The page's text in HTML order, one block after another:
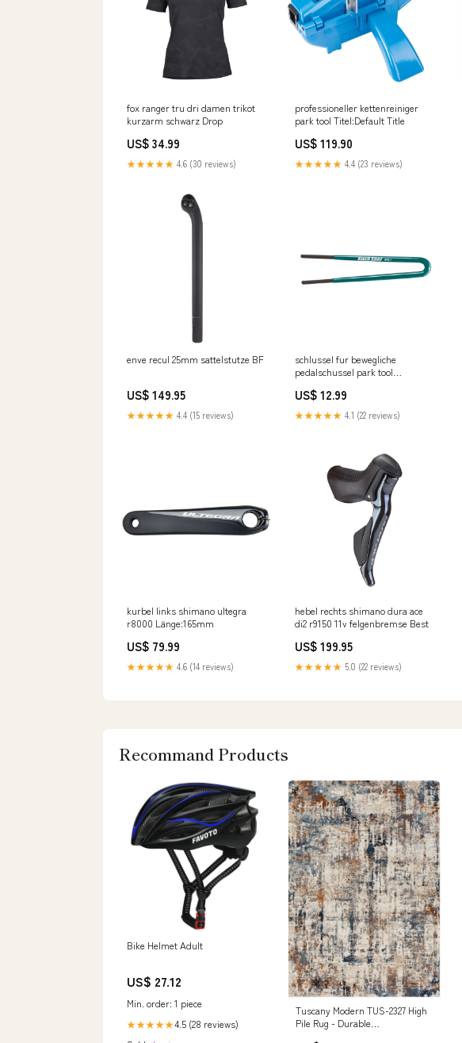
fox ranger tru dri damen trikot
kurzarm schwarz Drop
US$ 34.99
★★★★★ 4.6 (30 reviews)
professioneller kettenreiniger
park tool Titel:Default Title
US$ 119.90
★★★★★ 4.4 (23 reviews)
enve recul 25mm sattelstutze BF
US$ 149.95
★★★★★ 4.4 (15 reviews)
schlussel fur bewegliche
pedalschussel park tool
US$ 12.99
★★★★★ 4.1 (22 reviews)
kurbel links shimano ultegra
r8000 Länge:165mm
US$ 79.99
★★★★★ 4.6 (14 reviews)
hebel rechts shimano dura ace
di2 r9150 11v felgenbremse Best
US$ 199.95
★★★★★ 5.0 (22 reviews)
Recommand Products
Bike Helmet Adult
US$ 27.12
Min. order: 1 piece
★★★★★4.5 (28 reviews)
Tuscany Modern TUS-2327 High
Pile Rug - Durable